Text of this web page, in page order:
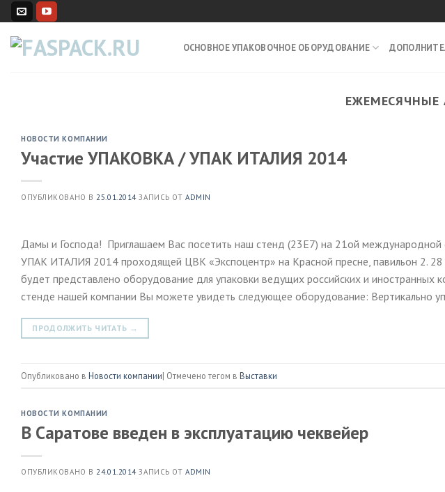
Skip
to
content
ОСНОВНОЕ УПАКОВОЧНОЕ ОБОРУДОВАНИЕ
НОВОСТИ КОМПАНИИ
Участие УПАКОВКА / УПАК ИТАЛИЯ 2014
ОПУБЛИКОВАНО В25.01.2014ЗАПИСЬ ОТ ADMIN
Дамы и Господа! Приглашаем Вас посетить наш стенд (23Е7) на 21ой
УПАК ИТАЛИЯ 2014 проходящей ЦВК «Экспоцентр» на Красной пресне, павильон 2. 28
будет представлено оборудование для упаковки ведущих российских и иностранных
стенде нашей компании Вы можете увидеть следующее оборудование: Вертикально
ПРОДОЛЖИТЬ ЧИТАТЬ →
Опубликовано в Новости компании| Отмечено тегом в Выставки
НОВОСТИ КОМПАНИИ
В Саратове введен в эксплуатацию чеквейер
ОПУБЛИКОВАНО В24.01.2014ЗАПИСЬ ОТ ADMIN